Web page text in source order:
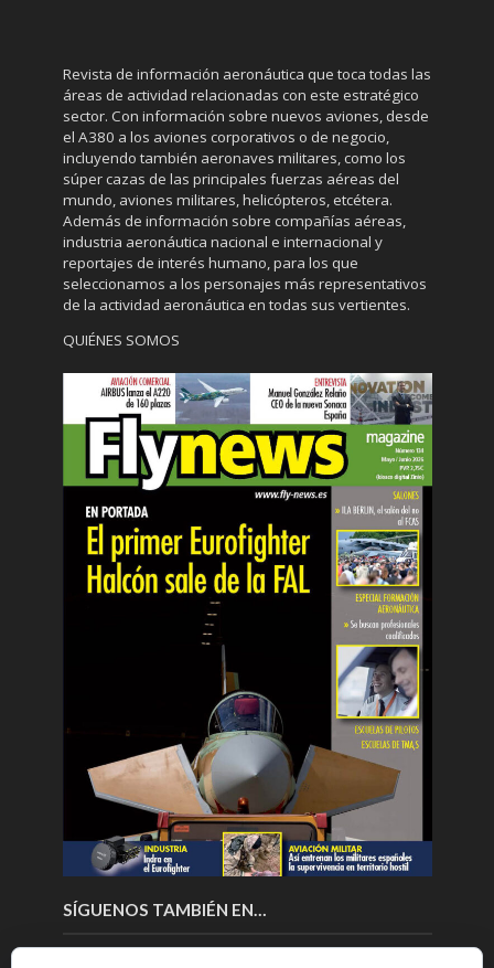
Revista de información aeronáutica que toca todas las
áreas de actividad relacionadas con este estratégico
sector. Con información sobre nuevos aviones, desde
el A380 a los aviones corporativos o de negocio,
incluyendo también aeronaves militares, como los
súper cazas de las principales fuerzas aéreas del
mundo, aviones militares, helicópteros, etcétera.
Además de información sobre compañías aéreas,
industria aeronáutica nacional e internacional y
reportajes de interés humano, para los que
seleccionamos a los personajes más representativos
de la actividad aeronáutica en todas sus vertientes.
QUIÉNES SOMOS
SÍGUENOS TAMBIÉN EN…